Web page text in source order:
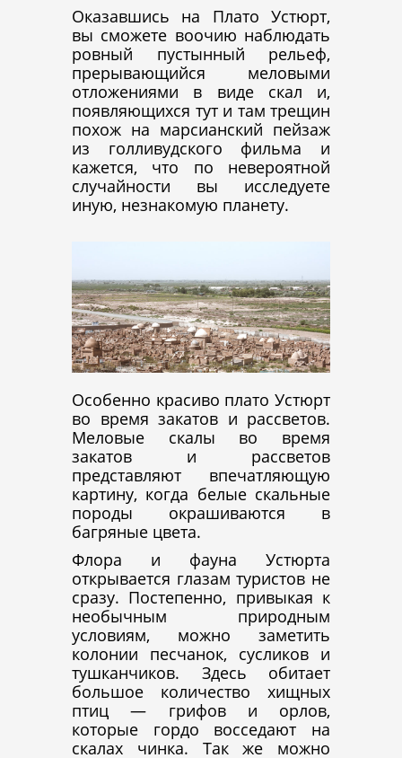
Оказавшись на Плато Устюрт,
вы сможете воочию наблюдать
ровный пустынный рельеф,
прерывающийся меловыми
отложениями в виде скал и,
появляющихся тут и там трещин
похож на марсианский пейзаж
из голливудского фильма и
кажется, что по невероятной
случайности вы исследуете
иную, незнакомую планету.
Особенно красиво плато Устюрт
во время закатов и рассветов.
Меловые скалы во время
закатов и рассветов
представляют впечатляющую
картину, когда белые скальные
породы окрашиваются в
багряные цвета.
Флора и фауна Устюрта
открывается глазам туристов не
сразу. Постепенно, привыкая к
необычным природным
условиям, можно заметить
колонии песчанок, сусликов и
тушканчиков. Здесь обитает
большое количество хищных
птиц — грифов и орлов,
которые гордо восседают на
скалах чинка. Так же можно